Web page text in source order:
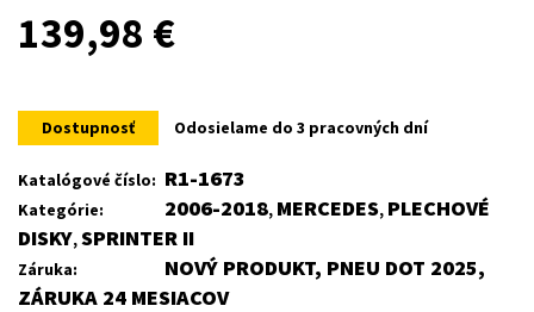
139,98 €
Dostupnosť Odosielame do 3 pracovných dní
Katalógové číslo: R1-1673
Kategórie: 2006-2018, MERCEDES, PLECHOVÉ
DISKY,SPRINTER II
Záruka:
NOVÝ PRODUKT, PNEU DOT 2025,
ZÁRUKA 24 MESIACOV